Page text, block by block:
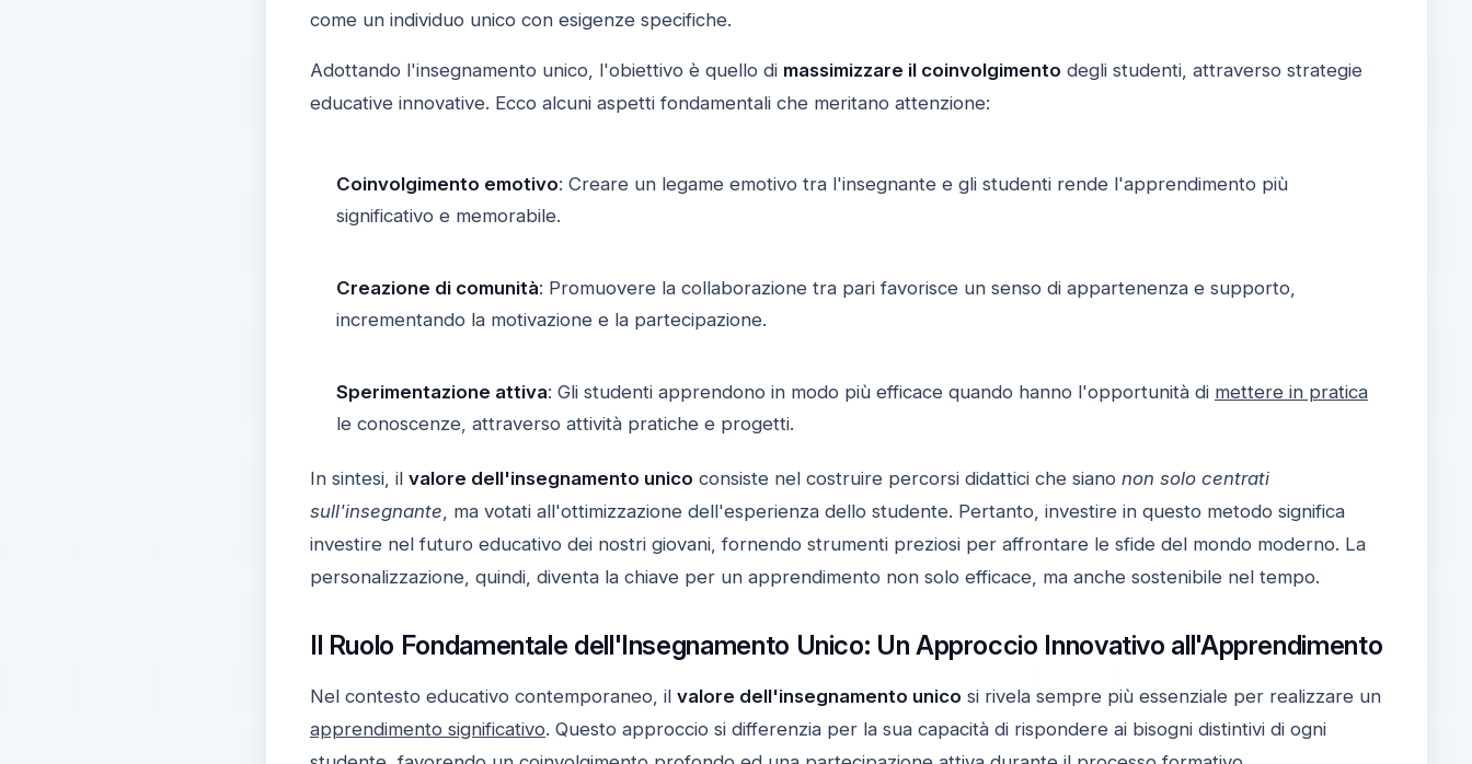
come un individuo unico con esigenze specifiche.
Adottando l'insegnamento unico, l'obiettivo è quello di massimizzare il coinvolgimento degli studenti, attraverso strategie
educative innovative. Ecco alcuni aspetti fondamentali che meritano attenzione:
Coinvolgimento emotivo: Creare un legame emotivo tra l'insegnante e gli studenti rende l'apprendimento più
significativo e memorabile.
Creazione di comunità: Promuovere la collaborazione tra pari favorisce un senso di appartenenza e supporto,
incrementando la motivazione e la partecipazione.
Sperimentazione attiva: Gli studenti apprendono in modo più efficace quando hanno l'opportunità di mettere in pratica
le conoscenze, attraverso attività pratiche e progetti.
In sintesi, il valore dell'insegnamento unico consiste nel costruire percorsi didattici che siano non solo centrati
sull'insegnante , ma votati all'ottimizzazione dell'esperienza dello studente. Pertanto, investire in questo metodo significa
investire nel futuro educativo dei nostri giovani, fornendo strumenti preziosi per affrontare le sfide del mondo moderno. La
personalizzazione, quindi, diventa la chiave per un apprendimento non solo efficace, ma anche sostenibile nel tempo.
Il Ruolo Fondamentale dell'Insegnamento Unico: Un Approccio Innovativo all'Apprendimento
Nel contesto educativo contemporaneo, il valore dell'insegnamento unico si rivela sempre più essenziale per realizzare un
apprendimento significativo. Questo approccio si differenzia per la sua capacità di rispondere ai bisogni distintivi di ogni